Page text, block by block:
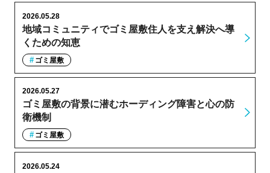
地域コミュニティでゴミ屋敷住人を支え解決へ導
くための知恵
2026.05.28
ゴミ屋敷
ゴミ屋敷の背景に潜むホーディング障害と心の防
衛機制
2026.05.27
ゴミ屋敷
2026.05.24